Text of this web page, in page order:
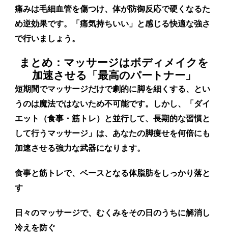
痛みは毛細血管を傷つけ、体が防御反応で硬くなるた
め逆効果です。「痛気持ちいい」と感じる快適な強さ
で行いましょう。
まとめ：マッサージはボディメイクを
加速させる「最高のパートナー」
短期間でマッサージだけで劇的に脚を細くする、とい
うのは魔法ではないため不可能です。しかし、
「ダイ
エット（食事・筋トレ）と並行して、長期的な習慣と
して行うマッサージ」は、あなたの脚痩せを何倍にも
加速させる強力な武器になります。
食事と筋トレで、ベースとなる体脂肪をしっかり落と
す
日々のマッサージで、むくみをその日のうちに解消し
冷えを防ぐ